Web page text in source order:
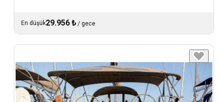
En düşük29.956 ₺ / gece